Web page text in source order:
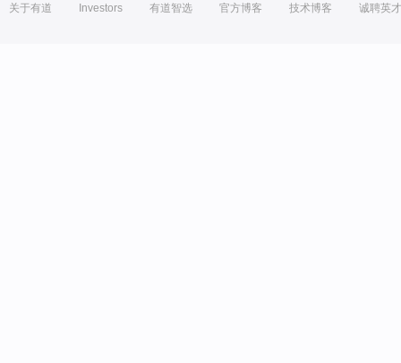
关于有道 Investors 有道智选 官方博客 技术博客 诚聘英才